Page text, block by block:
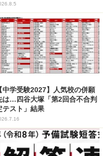
中学受験2027】人気校の併願
は…四谷大塚「第2回合不合判
テスト」結果